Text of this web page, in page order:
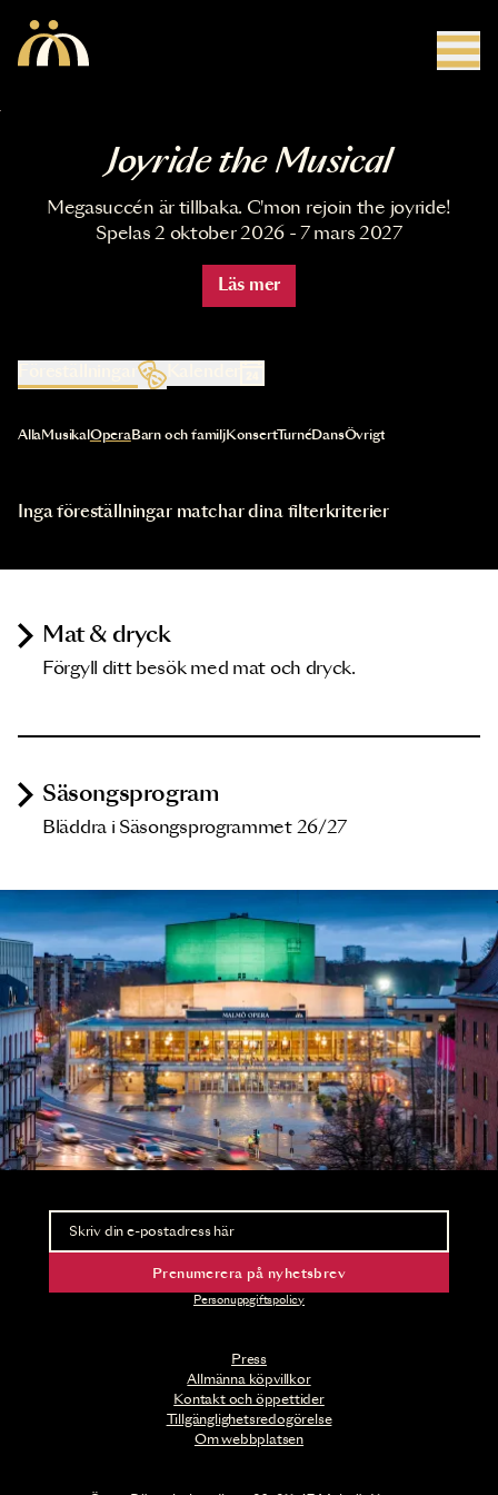
Joyride the Musical
Megasuccén är tillbaka. C'mon rejoin the joyride!
Spelas 2 oktober 2026 - 7 mars 2027
Läs mer
Kalender
Val av kategori uppdaterar innehållet automatiskt
AllaMusikal OperaBarn och familjKonsertTurnéDansÖvrigt
Inga föreställningar matchar dina filterkriterier
Mat & dryck
Förgyll ditt besök med mat och dryck.
Säsongsprogram
Bläddra i Säsongsprogrammet 26/27
Press
Allmänna köpvillkor
Kontakt och öppettider
Tillgänglighetsredogörelse
Om webbplatsen
Nyhetsbrev
Ta del av förhandsinformation och biljettsläpp.
Prenumerera på nyhetsbrev
Personuppgiftspolicy